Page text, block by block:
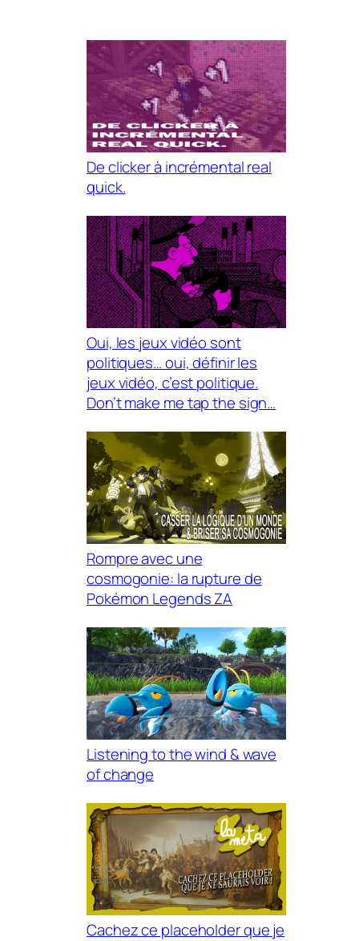
De clicker à incrémental real
quick.
Oui, les jeux vidéo sont
politiques… oui, définir les
jeux vidéo, c’est politique.
Don’t make me tap the sign…
Rompre avec une
cosmogonie: la rupture de
Pokémon Legends ZA
Listening to the wind & wave
of change
Cachez ce placeholder que je